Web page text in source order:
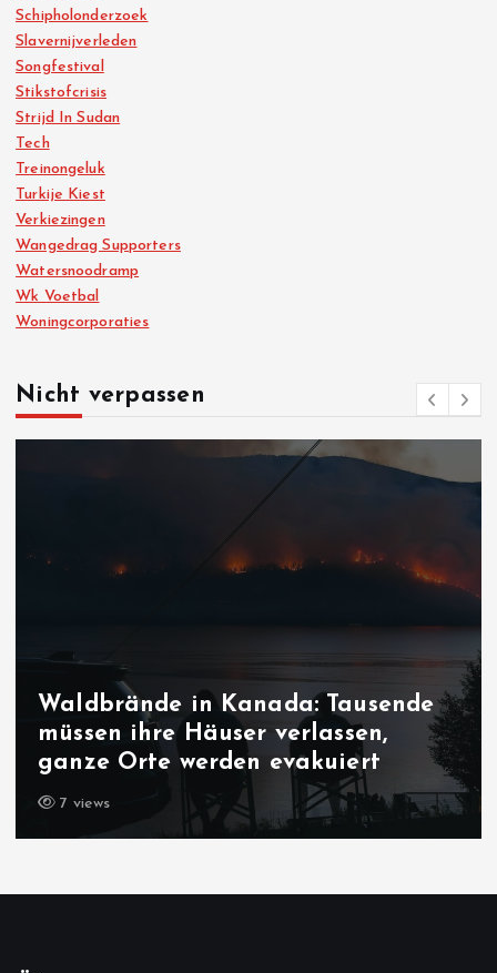
Schipholonderzoek
Slavernijverleden
Songfestival
Stikstofcrisis
Strijd In Sudan
Tech
Treinongeluk
Turkije Kiest
Verkiezingen
Wangedrag Supporters
Watersnoodramp
Wk Voetbal
Woningcorporaties
Nicht verpassen
Waldbrände in Kanada: Tausende
müssen ihre Häuser verlassen,
ganze Orte werden evakuiert
7 views